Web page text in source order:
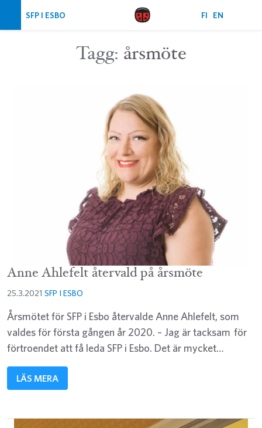
SFP I ESBO EN
FI
Tagg: årsmöte
Anne Ahlefelt återvald på årsmöte
25.3.2021 SFP I ESBO
Årsmötet för SFP i Esbo återvalde Anne Ahlefelt, som
valdes för första gången år 2020. – Jag är tacksam för
förtroendet att få leda SFP i Esbo. Det är mycket…
LÄS MERA